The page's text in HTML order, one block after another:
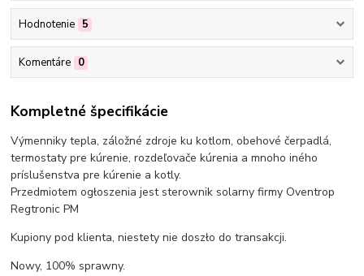
Hodnotenie 5
Komentáre 0
Kompletné špecifikácie
Výmenniky tepla, záložné zdroje ku kotlom, obehové čerpadlá,
termostaty pre kúrenie, rozdeľovače kúrenia a mnoho iného
príslušenstva pre kúrenie a kotly.
Przedmiotem ogłoszenia jest sterownik solarny firmy Oventrop
Regtronic PM
Kupiony pod klienta, niestety nie doszło do transakcji.
Nowy, 100% sprawny.